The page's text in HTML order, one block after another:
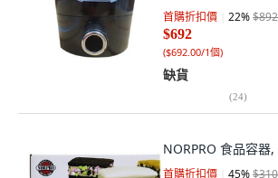
首購折扣價 22%$892
$692
($692.00/1個)
缺貨
(24)
NORPRO 食品容器
首購折扣價 45%$310